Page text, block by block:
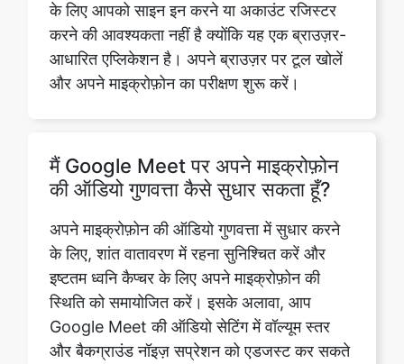
के लिए आपको साइन इन करने या अकाउंट रजिस्टर
करने की आवश्यकता नहीं है क्योंकि यह एक ब्राउज़र-
आधारित एप्लिकेशन है। अपने ब्राउज़र पर टूल खोलें
और अपने माइक्रोफ़ोन का परीक्षण शुरू करें।
मैं Google Meet पर अपने माइक्रोफ़ोन
की ऑडियो गुणवत्ता कैसे सुधार सकता हूँ?
अपने माइक्रोफ़ोन की ऑडियो गुणवत्ता में सुधार करने
के लिए, शांत वातावरण में रहना सुनिश्चित करें और
इष्टतम ध्वनि कैप्चर के लिए अपने माइक्रोफ़ोन की
स्थिति को समायोजित करें। इसके अलावा, आप
Google Meet की ऑडियो सेटिंग में वॉल्यूम स्तर
और बैकग्राउंड नॉइज़ सप्रेशन को एडजस्ट कर सकते